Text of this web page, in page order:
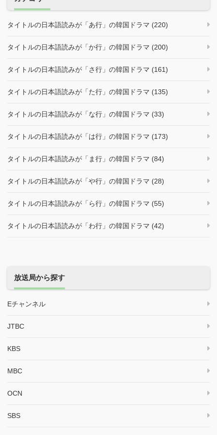
タイトルの日本語読みが「あ行」の韓国ドラマ (220)
タイトルの日本語読みが「か行」の韓国ドラマ (200)
タイトルの日本語読みが「さ行」の韓国ドラマ (161)
タイトルの日本語読みが「た行」の韓国ドラマ (135)
タイトルの日本語読みが「な行」の韓国ドラマ (33)
タイトルの日本語読みが「は行」の韓国ドラマ (173)
タイトルの日本語読みが「ま行」の韓国ドラマ (84)
タイトルの日本語読みが「や行」の韓国ドラマ (28)
タイトルの日本語読みが「ら行」の韓国ドラマ (55)
タイトルの日本語読みが「わ行」の韓国ドラマ (42)
放送局から探す
Eチャンネル
JTBC
KBS
MBC
OCN
SBS